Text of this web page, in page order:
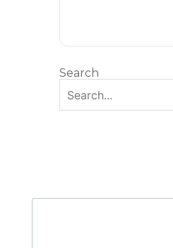
Search